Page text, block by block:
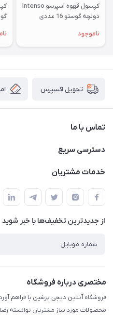
کپسول قهوه اسپرسو Intenso
دولچه گوستو 16 عددی
ناموجود
تحویل اکسپرس
تماس با ما
09172138137
دسترسی سریع
حساب کاربری
لیست محصولات
درباره ما
خدمات مشتریان
قوانین و مقررات
حریم خصوصی
راهنما
از جدید‌ترین تخفیف‌ها با‌ خبر شوید
مختصری درباره فروشگاه
فروشگاه آنلاین دیجی پرشین با فراهم
محصولات مورد نیاز مشتریان توانسته